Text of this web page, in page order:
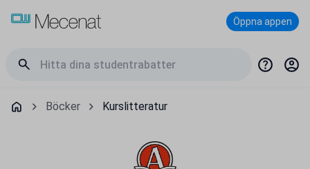
Öppna appen
Böcker Kurslitteratur